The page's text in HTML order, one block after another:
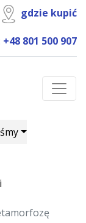
gdzie kupić
+48 801 500 907